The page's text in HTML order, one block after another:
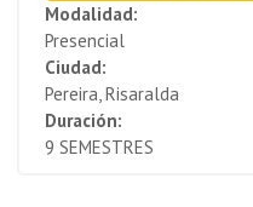
Modalidad:
Presencial
Ciudad:
Pereira, Risaralda
Duración:
9 SEMESTRES